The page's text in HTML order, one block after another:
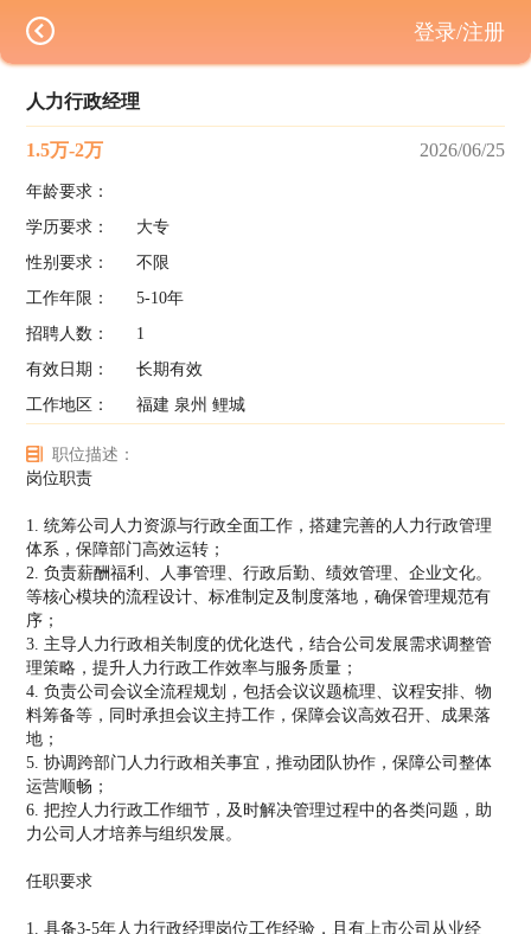
人力行政经理
1.5万-2万 2026/06/25
年龄要求：
学历要求：
大专
性别要求：
不限
工作年限：
5-10年
招聘人数：
1
有效日期：
长期有效
工作地区：
福建 泉州 鲤城
职位描述：
岗位职责
1. 统筹公司人力资源与行政全面工作，搭建完善的人力行政管理
体系，保障部门高效运转；
2. 负责薪酬福利、人事管理、行政后勤、绩效管理、企业文化。
等核心模块的流程设计、标准制定及制度落地，确保管理规范有
序；
3. 主导人力行政相关制度的优化迭代，结合公司发展需求调整管
理策略，提升人力行政工作效率与服务质量；
4. 负责公司会议全流程规划，包括会议议题梳理、议程安排、物
料筹备等，同时承担会议主持工作，保障会议高效召开、成果落
地；
5. 协调跨部门人力行政相关事宜，推动团队协作，保障公司整体
运营顺畅；
6. 把控人力行政工作细节，及时解决管理过程中的各类问题，助
力公司人才培养与组织发展。
任职要求
1. 具备3-5年人力行政经理岗位工作经验，且有上市公司从业经
登录/注册